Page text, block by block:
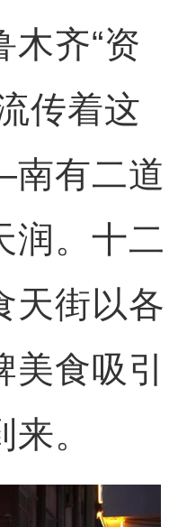
木齐“资
传着这
有二道
润。十二
天街以各
食吸引
。